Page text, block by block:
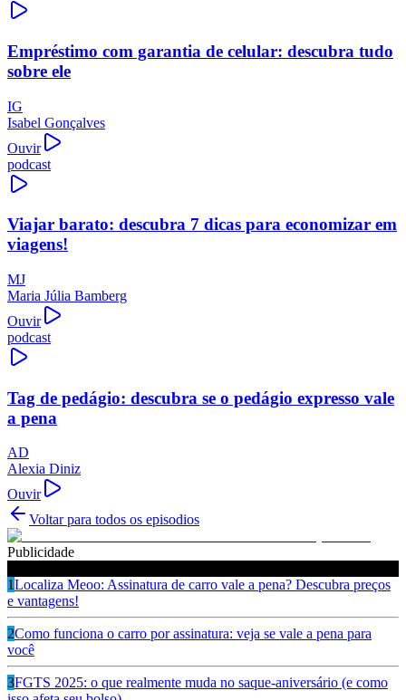
Empréstimo com garantia de celular: descubra tudo
sobre ele
IG
Isabel Gonçalves
Ouvir
podcast
Viajar barato: descubra 7 dicas para economizar em
viagens!
MJ
Maria Júlia Bamberg
Ouvir
podcast
Tag de pedágio: descubra se o pedágio expresso vale
a pena
AD
Alexia Diniz
Ouvir
Voltar para todos os episodios
Publicidade
1Localiza Meoo: Assinatura de carro vale a pena? Descubra preços
e vantagens!
2Como funciona o carro por assinatura: veja se vale a pena para
você
3FGTS 2025: o que realmente muda no saque-aniversário (e como